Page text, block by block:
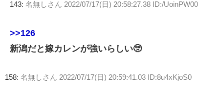
143: 名無しさん 2022/07/17(日) 20:58:27.38 ID:/UoinPW00
>>126
新潟だと嫁カレンが強いらしい🥺
158: 名無しさん 2022/07/17(日) 20:59:41.03 ID:8u4xKjoS0